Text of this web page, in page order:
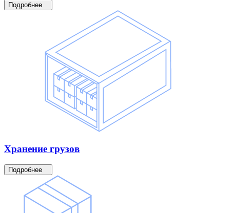
Подробнее
Хранение грузов
Подробнее